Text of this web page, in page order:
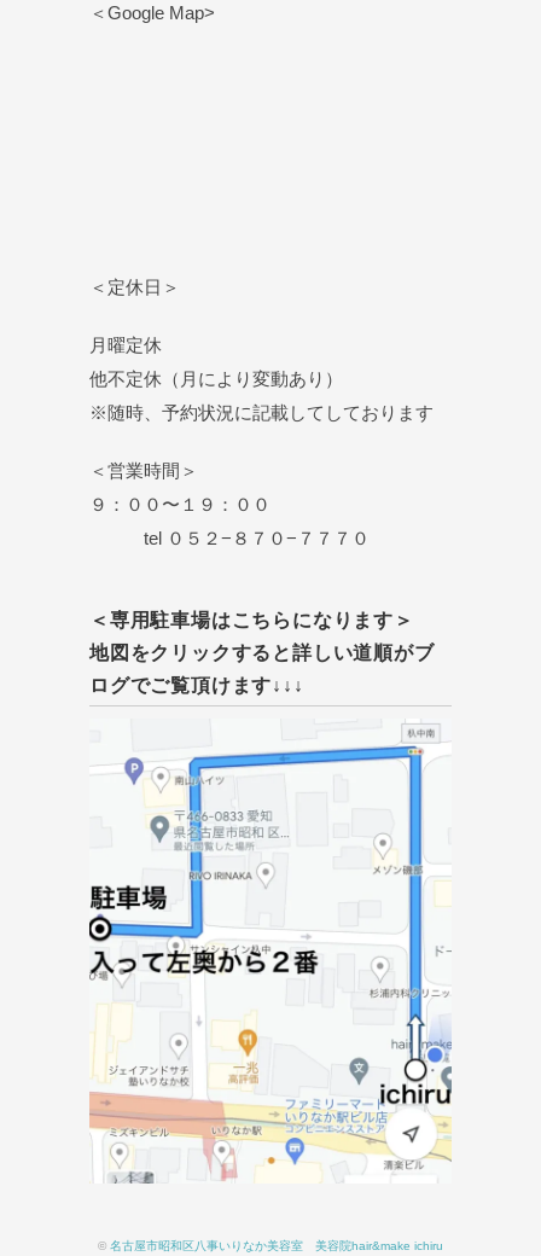
＜Google Map>
＜定休日＞
月曜定休
他不定休（月により変動あり）
※随時、予約状況に記載してしております
＜営業時間＞
９：００〜１９：００
tel ０５２−８７０−７７７０
＜専用駐車場はこちらになります＞
地図をクリックすると詳しい道順がブ
ログでご覧頂けます↓↓↓
© 名古屋市昭和区八事いりなか美容室 美容院hair&make ichiru